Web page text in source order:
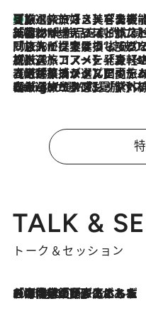
2026.8.7
【厳選旅コスメ】「多機能アイテムがメイン！」旅好き美容エディターが選んだ夏旅ベストコスメを発表【Mサイズジップ】
2026.8.6
「荷物が増えるほど旅ストレスは増す」美容ジャーナリストがたどり着いた最終結論。“化粧品を劇的に減らす”感動の凝縮美容とは
2026.8.6
「旅先には金髪ウィッグを持参」日本と同じメイクでは損してる!? 美容ジャ
2026.8.6
【厳選旅コスメ】「身軽さ＆UV対策重視！」ヘアアーティストshucoが選んだ夏旅ベストコスメを発表【Mサイズジップ】
2026.8.5
【厳選旅コスメ】国内をあちこち移動する河井菜摘が選んだ夏旅ベストコスメ発表！「リラックスアイテムはマスト」【Mサイズジップ】
2026.8.4
【厳選旅コスメ】「紫外線＆乾燥対策しながらメイク感も！」ヘア＆メイクGeorgeが選んだ夏旅ベストコスメを発表！【Mサイズジップ】
TALK &
トーク＆セッション
2026.8.3
「今後値上げがあるとすれば…」「リスクがあるのは今年の冬」エネルギー専門家が語る、ホルムズ海峡封鎖が家庭にもたらす“ある心配”